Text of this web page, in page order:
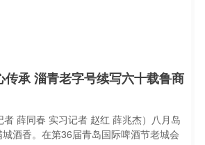
传承 淄青老字号续写六十载鲁商
薛同春 实习记者 赵红 薛兆杰）八月岛
酒香。在第36届青岛国际啤酒节老城会